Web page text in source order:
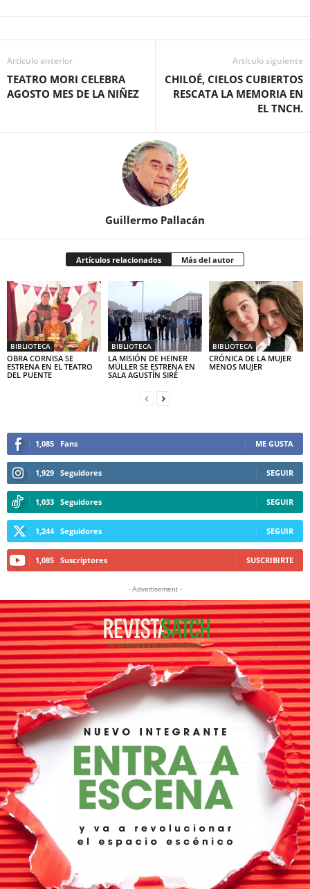
Artículo anterior
TEATRO MORI CELEBRA
AGOSTO MES DE LA NIÑEZ
Artículo siguiente
CHILOÉ, CIELOS CUBIERTOS
RESCATA LA MEMORIA EN
EL TNCH.
Guillermo Pallacán
Artículos relacionados Más del autor
BIBLIOTECA
OBRA CORNISA SE
ESTRENA EN EL TEATRO
DEL PUENTE
BIBLIOTECA
LA MISIÓN DE HEINER
MÜLLER SE ESTRENA EN
SALA AGUSTÍN SIRÉ
BIBLIOTECA
CRÓNICA DE LA MUJER
MENOS MUJER
1,085 Fans ME GUSTA
1,929 Seguidores SEGUIR
1,033 Seguidores SEGUIR
1,244 Seguidores SEGUIR
1,085 Suscriptores SUSCRIBIRTE
- Advertisement -